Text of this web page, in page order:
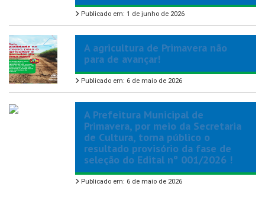
Publicado em: 1 de junho de 2026
A agricultura de Primavera não
para de avançar!
Publicado em: 6 de maio de 2026
A Prefeitura Municipal de
Primavera, por meio da Secretaria
de Cultura, torna público o
resultado provisório da fase de
seleção do Edital nº 001/2026 !
Publicado em: 6 de maio de 2026